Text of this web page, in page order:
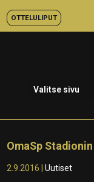
OTTELULIPUT
Valitse sivu
OmaSp
2.9.2016 |Uutiset